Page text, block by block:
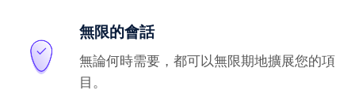
無限的會話
無論何時需要，都可以無限期地擴展您的項
目。